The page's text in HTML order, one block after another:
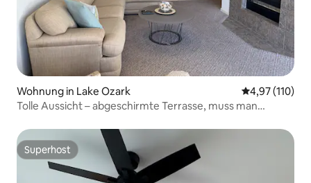
Wohnung in Lake Ozark
4,97 (110)
Tolle Aussicht – abgeschirmte Terrasse, muss man
Superhost
Superhost